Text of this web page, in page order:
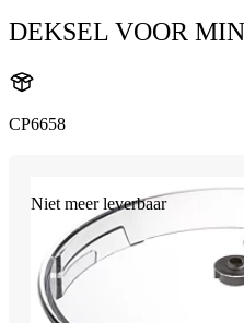
DEKSEL VOOR
CP6658
Niet meer leverbaar